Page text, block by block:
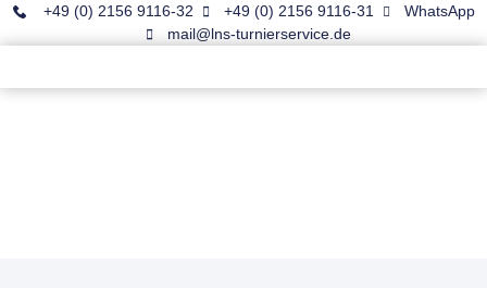
+49 (0) 2156 9116-32 +49 (0) 2156 9116-31
WhatsApp
mail@lns-turnierservice.de